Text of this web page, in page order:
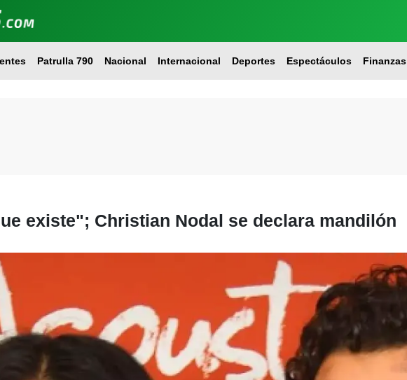
Patrulla 790 Nacional Internacional Deportes Espectáculos Finanzas
existe"; Christian Nodal se declara mandilón